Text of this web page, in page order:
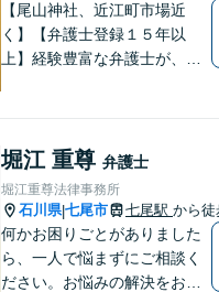
【尾山神社、近江町市場近
く】【弁護士登録１５年以
上】経験豊富な弁護士が、誠
堀江 重尊 弁護士
堀江重尊法律事務所
石川県|七尾市 七尾駅 から徒
何かお困りごとがありました
ら、一人で悩まずにご相談く
ださい。お悩みの解決をお手